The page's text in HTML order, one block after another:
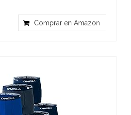
Comprar en Amazon